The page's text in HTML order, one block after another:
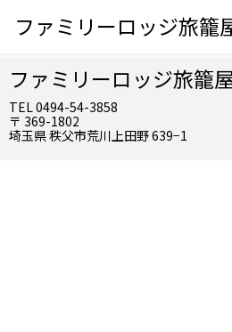
ファミリーロッジ旅籠
ファミリーロッジ旅籠
TEL 0494-54-3858
〒 369-1802
埼玉県 秩父市荒川上田野 639−1